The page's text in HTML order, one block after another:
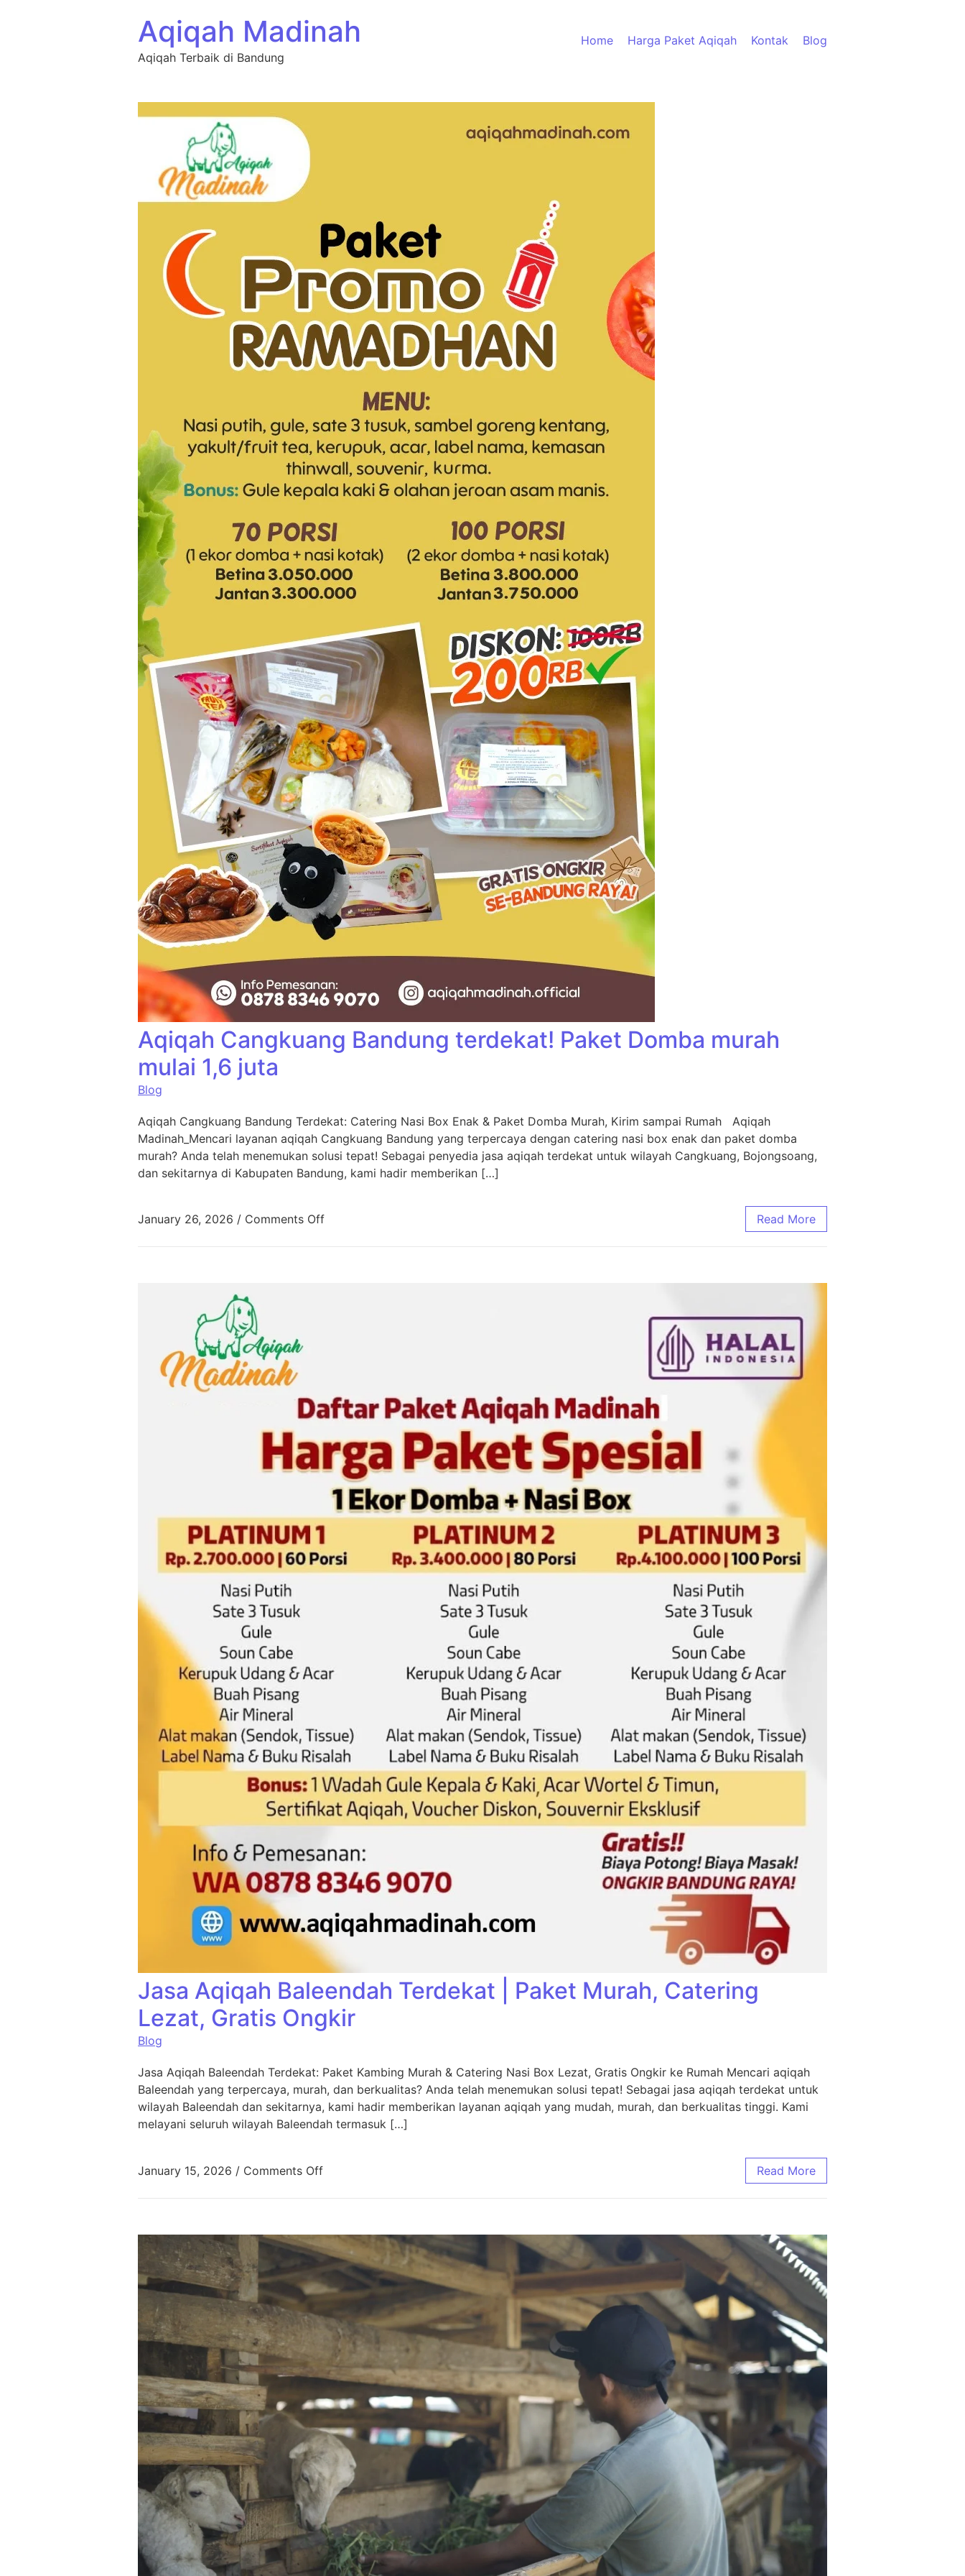
Aqiqah Madinah
Aqiqah Terbaik di Bandung
Home Harga Paket Aqiqah Kontak Blog
Aqiqah Cangkuang Bandung terdekat! Paket Domba murah
mulai 1,6 juta
Blog
Aqiqah Cangkuang Bandung Terdekat: Catering Nasi Box Enak & Paket Domba Murah, Kirim sampai Rumah Aqiqah
Madinah_Mencari layanan aqiqah Cangkuang Bandung yang terpercaya dengan catering nasi box enak dan paket domba
murah? Anda telah menemukan solusi tepat! Sebagai penyedia jasa aqiqah terdekat untuk wilayah Cangkuang, Bojongsoang,
dan sekitarnya di Kabupaten Bandung, kami hadir memberikan […]
January 26, 2026 / Comments Off Read More
Jasa Aqiqah Baleendah Terdekat | Paket Murah, Catering
Lezat, Gratis Ongkir
Blog
Jasa Aqiqah Baleendah Terdekat: Paket Kambing Murah & Catering Nasi Box Lezat, Gratis Ongkir ke Rumah Mencari aqiqah
Baleendah yang terpercaya, murah, dan berkualitas? Anda telah menemukan solusi tepat! Sebagai jasa aqiqah terdekat untuk
wilayah Baleendah dan sekitarnya, kami hadir memberikan layanan aqiqah yang mudah, murah, dan berkualitas tinggi. Kami
melayani seluruh wilayah Baleendah termasuk […]
January 15, 2026 / Comments Off Read More